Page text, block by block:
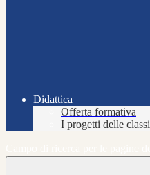
Didattica
Offerta formativa
I progetti delle classi